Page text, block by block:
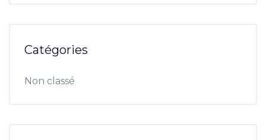
Catégories
Non classé